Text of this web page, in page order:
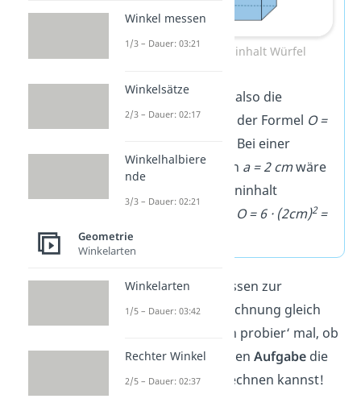
Oberflächeninhalt Würfel
Du kannst hier also die
Oberfläche mit der Formel O =
berechnen. Bei einer
Seitenlänge von a = 2 cmwäre
der Oberflächeninhalt
O = 6 · (2cm)2=
Du willst dein Wissen zur
Oberflächenberechnung gleich
anwenden? Dann probier‘ mal, ob
du in der folgenden Aufgabedie
Oberfläche ausrechnen kannst!
Winkel messen
1/3 – Dauer: 03:21
Winkelsätze
2/3 – Dauer: 02:17
Winkelhalbiere
nde
3/3 – Dauer: 02:21
Geometrie
Winkelarten
Winkelarten
1/5 – Dauer: 03:42
Rechter Winkel
2/5 – Dauer: 02:37